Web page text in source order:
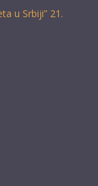
u Srbiji” 21.